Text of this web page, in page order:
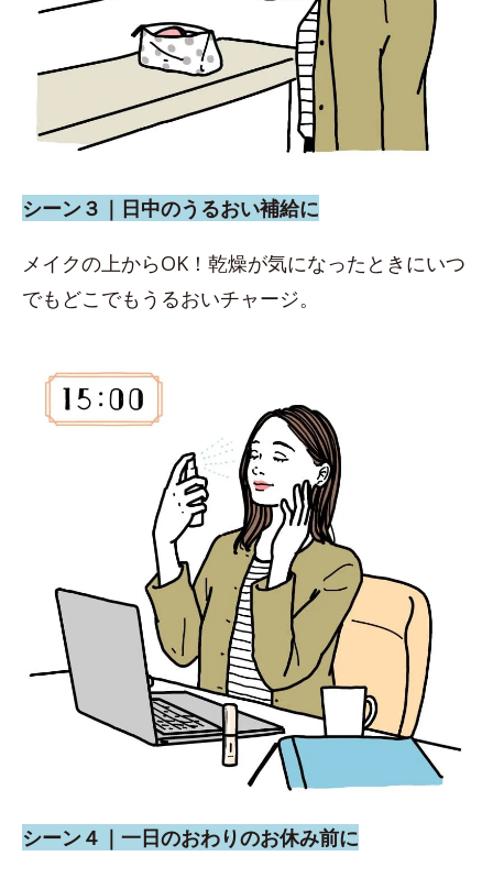
シーン３｜日中のうるおい補給に
メイクの上からOK！乾燥が気になったときにいつ
でもどこでもうるおいチャージ。
シーン４｜一日のおわりのお休み前に